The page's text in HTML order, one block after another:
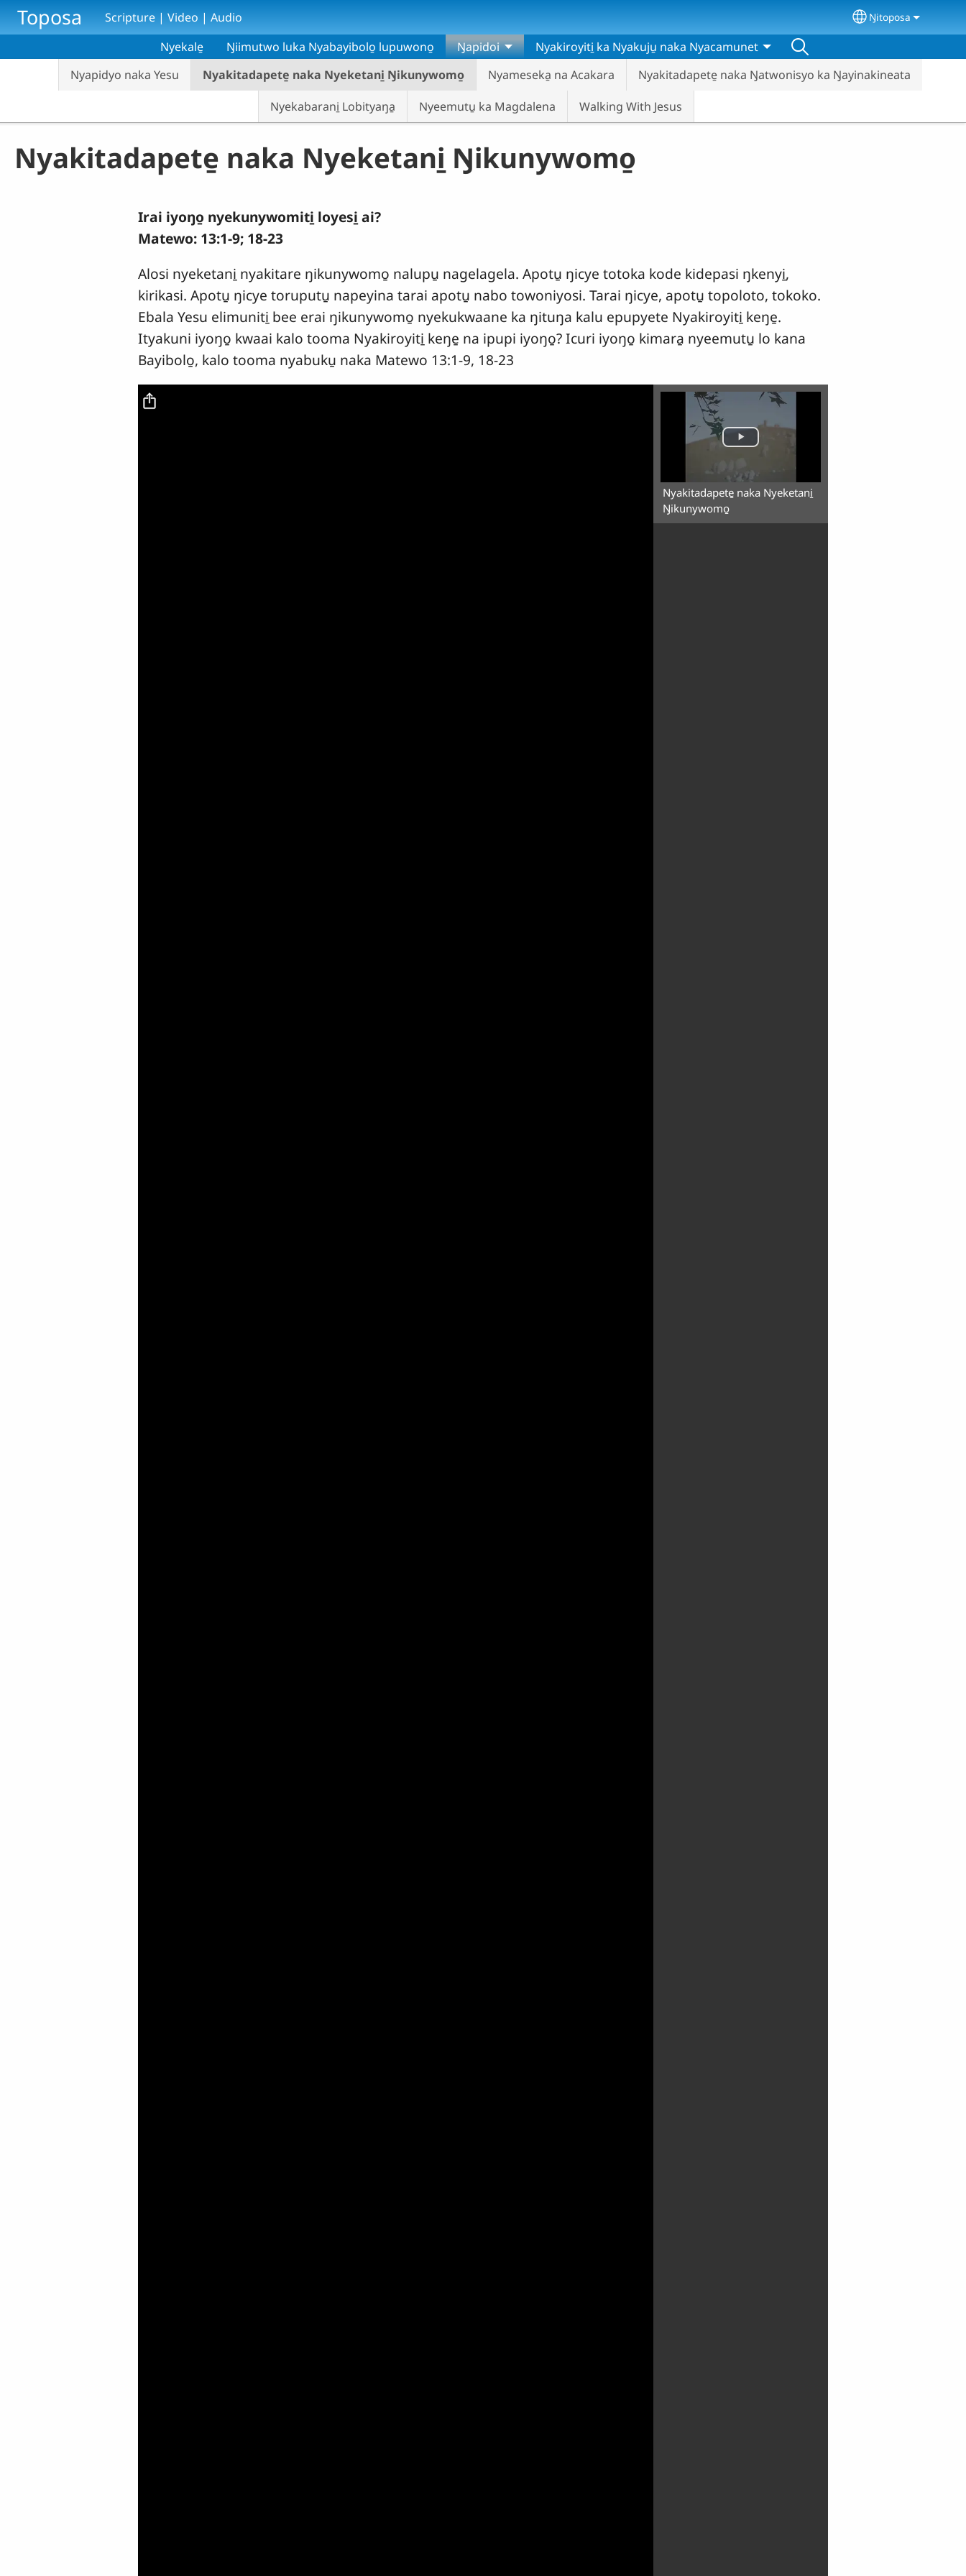
Skip to main content
Toposa Scripture | Video | Audio Select your
Ŋitoposa
Nyekale̱ Ŋiimutwo luka Nyabayibolo̱ lupuwono̱
Ŋapidoi
Nyapidyo naka Yesu
Nyakitadapete̱ naka Nyeketani̱ Ŋikunywomo̱ Nyameseka̱ na Acakara
Nyakitadapete̱ naka Ŋatwonisyo ka Ŋayinakineata
Nyekabarani̱ Lobityaŋa̱
Nyeemutu̱ ka Magdalena Walking With Jesus
Nyakiroyiti̱ ka Nyakuju̱ naka Nyacamunet
Nyakitadapete̱ naka Nyeketani̱ Ŋikunywomo̱
Irai iyoŋo̱ nyekunywomiti̱ loyesi̱ ai?
Matewo: 13:1-9; 18-23
Alosi nyeketani̱ nyakitare ŋikunywomo̱ nalupu̱ nagelagela. Apotu̱ ŋicye totoka kode kidepasi ŋkenyi̱,
kirikasi. Apotu̱ ŋicye toruputu̱ napeyina tarai apotu̱ nabo towoniyosi. Tarai ŋicye, apotu̱ topoloto, tokoko.
Ebala Yesu elimuniti̱ bee erai ŋikunywomo̱ nyekukwaane ka ŋituŋa kalu epupyete Nyakiroyiti̱ keŋe̱.
Ityakuni iyoŋo̱ kwaai kalo tooma Nyakiroyiti̱ keŋe̱ na ipupi iyoŋo̱? Icuri iyoŋo̱ kimara̱ nyeemutu̱ lo kana
Bayibolo̱, kalo tooma nyabuku̱ naka Matewo 13:1-9, 18-23
Nyakitadapete̱ naka Nyeketani̱
Ŋikunywomo̱